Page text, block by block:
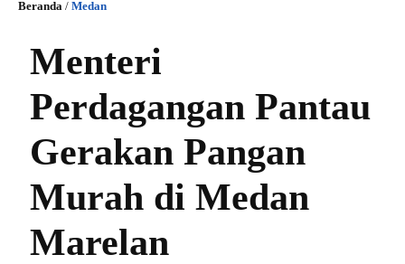
Beranda / Medan
Menteri
Perdagangan Pantau
Gerakan Pangan
Murah di Medan
Marelan